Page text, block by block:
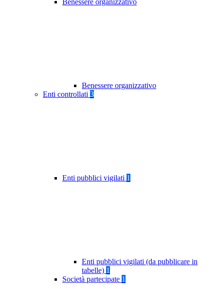
Benessere organizzativo
Benessere organizzativo
Enti controllati 3
Enti pubblici vigilati 1
Enti pubblici vigilati (da pubblicare in
tabelle) 1
Società partecipate 1